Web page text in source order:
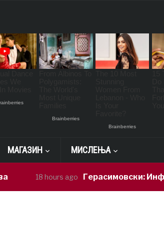
МАГАЗИН МИСЛЕЊА
18 hours ago Герасимовски: Инфо-